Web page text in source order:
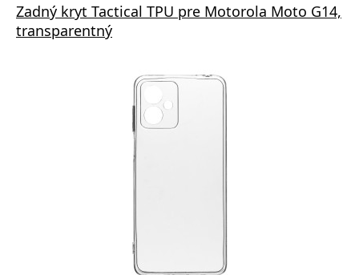
Zadný kryt Tactical TPU pre Motorola Moto G14,
transparentný